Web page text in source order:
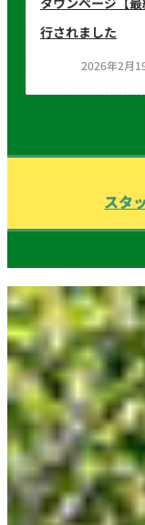
行されました
2026年2月
スタ